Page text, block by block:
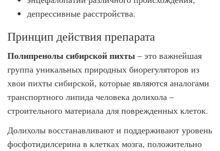
депрессивные расстройства.
Принцип действия препарата
Полипренолы сибирской пихты – это важнейшая
группа уникальных природных биорегуляторов из
хвои пихты сибирской, которые являются аналогами
транспортного липида человека долихола –
строительного материала для поврежденных клеток.
Долихолы восстанавливают и поддерживают уровень
фосфотидилсерина в клетках мозга, положительно